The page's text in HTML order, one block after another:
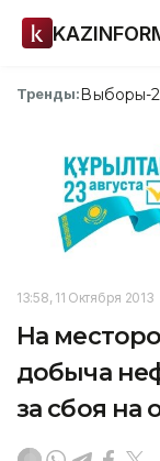
Тренды:Выборы-
13:58, 11 Октября 2013
На
добыча
за сбоя на